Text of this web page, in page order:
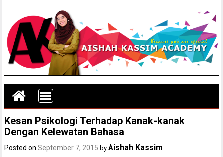
Kesan Psikologi Terhadap Kanak-kanak
Dengan Kelewatan Bahasa
Posted onSeptember 7, 2015 byAishah Kassim